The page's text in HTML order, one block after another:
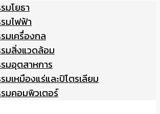
มโยธา
มไฟฟ้า
มเครื่องกล
มสิ่งแวดล้อม
มอุตสาหการ
มเหมืองแร่และปิโตรเลียม
มคอมพิวเตอร์